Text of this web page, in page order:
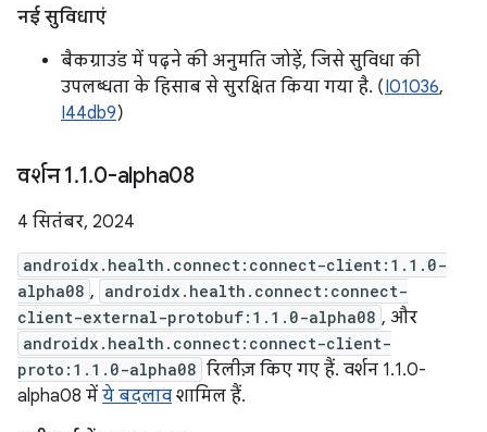
नई सुविधाएं
बैकग्राउंड में पढ़ने की अनुमति जोड़ें, जिसे सुविधा की
उपलब्धता के हिसाब से सुरक्षित किया गया है. (I01036,
I44db9)
वर्शन 1.1.0-alpha08
4 सितंबर, 2024
androidx.health.connect:connect-client:1.1.0-
alpha08 , androidx.health.connect:connect-
client-external-protobuf:1.1.0-alpha08 , और
androidx.health.connect:connect-client-
proto:1.1.0-alpha08 रिलीज़ किए गए हैं. वर्शन 1.1.0-
alpha08 में ये बदलाव शामिल हैं.